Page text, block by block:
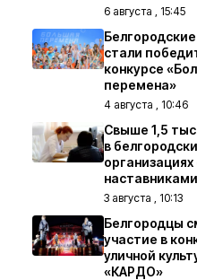
6 августа , 15:45
стали
конкурсе
перемена»
4 августа , 10:46
Свыше 1,5
в
организациях
наставниками
3 августа , 10:13
Белгородцы
участие в
уличной
«КАРДО»